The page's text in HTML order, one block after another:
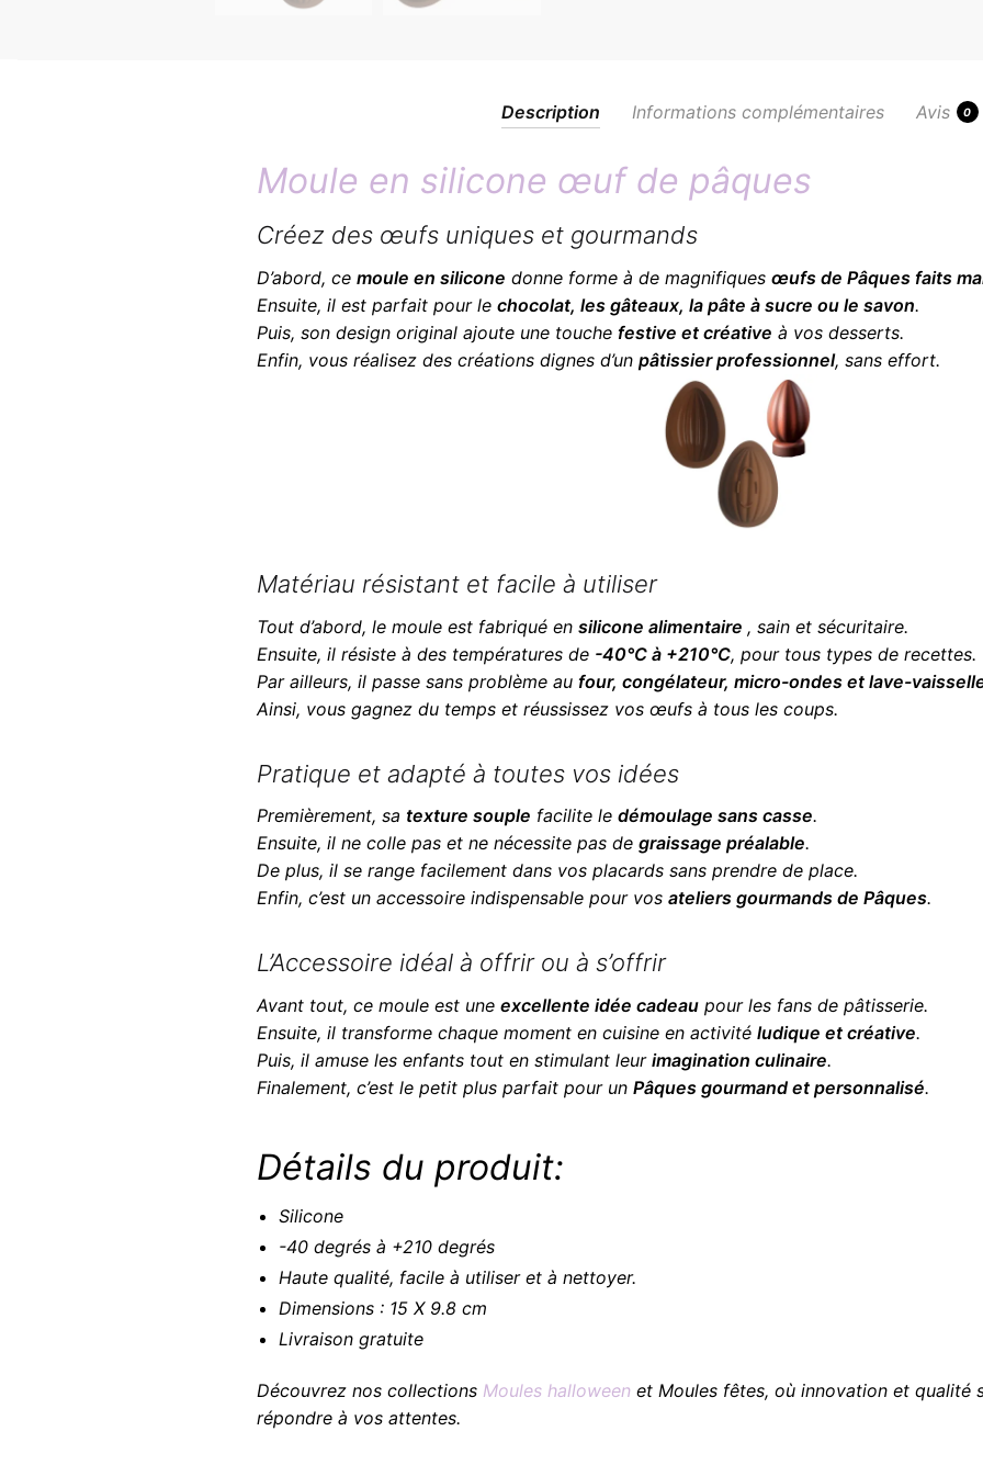
Description Informations complémentaires Avis 0
Moule en silicone œuf de pâques
Créez des œufs uniques et gourmands
D’abord, ce moule en silicone donne forme à de magnifiques œufs de Pâques faits
Ensuite, il est parfait pour le chocolat, les gâteaux, la pâte à sucre ou le savon.
Puis, son design original ajoute une touche festive et créative à vos desserts.
Enfin, vous réalisez des créations dignes d’un pâtissier professionnel, sans effort.
Matériau résistant et facile à utiliser
Tout d’abord, le moule est fabriqué en silicone alimentaire , sain et sécuritaire.
Ensuite, il résiste à des températures de -40°C à +210°C, pour tous types de recettes.
Par ailleurs, il passe sans problème au four, congélateur, micro-ondes et lave-
Ainsi, vous gagnez du temps et réussissez vos œufs à tous les coups.
Pratique et adapté à toutes vos idées
Premièrement, sa texture souple facilite le démoulage sans casse.
Ensuite, il ne colle pas et ne nécessite pas de graissage préalable.
De plus, il se range facilement dans vos placards sans prendre de place.
Enfin, c’est un accessoire indispensable pour vos ateliers gourmands de Pâques.
L’Accessoire idéal à offrir ou à s’offrir
Avant tout, ce moule est une excellente idée cadeaupour les fans de pâtisserie.
Ensuite, il transforme chaque moment en cuisine en activité ludique et créative.
Puis, il amuse les enfants tout en stimulant leur imagination culinaire.
Finalement, c’est le petit plus parfait pour un Pâques gourmand et personnalisé.
Détails du produit:
Silicone
-40 degrés à +210 degrés
Haute qualité, facile à utiliser et à nettoyer.
Dimensions : 15 X 9.8 cm
Livraison gratuite
Découvrez nos collections Moules halloweenet Moules fêtes, où innovation et qualité
répondre à vos attentes.